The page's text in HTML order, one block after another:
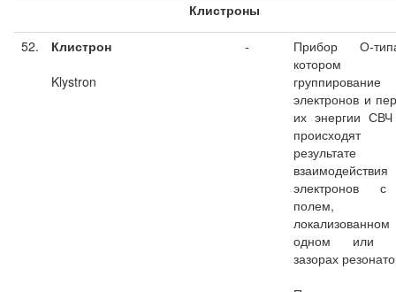
Клистроны
52.
Клистрон
Klystron
-
Прибор О-
котором
группирование
электронов и
их энергии
результате
взаимодействия
электронов
полем,
одном или
зазорах